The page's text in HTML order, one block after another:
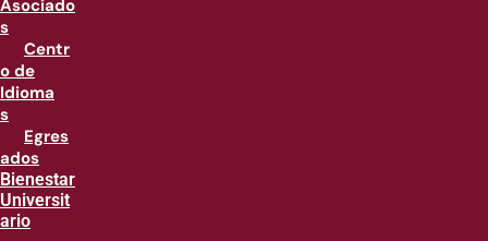
Asociado
s
Centr
o de
Idioma
s
Egres
ados
Bienestar
Universit
ario